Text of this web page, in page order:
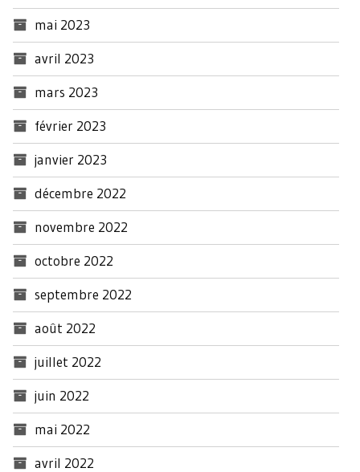
mai 2023
avril 2023
mars 2023
février 2023
janvier 2023
décembre 2022
novembre 2022
octobre 2022
septembre 2022
août 2022
juillet 2022
juin 2022
mai 2022
avril 2022